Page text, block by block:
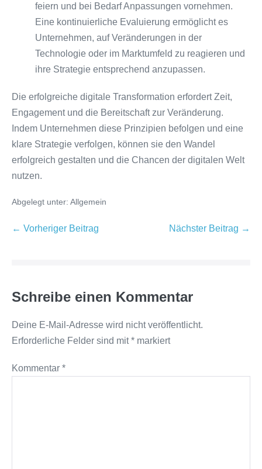
feiern und bei Bedarf Anpassungen vornehmen.
Eine kontinuierliche Evaluierung ermöglicht es
Unternehmen, auf Veränderungen in der
Technologie oder im Marktumfeld zu reagieren und
ihre Strategie entsprechend anzupassen.
Die erfolgreiche digitale Transformation erfordert Zeit,
Engagement und die Bereitschaft zur Veränderung.
Indem Unternehmen diese Prinzipien befolgen und eine
klare Strategie verfolgen, können sie den Wandel
erfolgreich gestalten und die Chancen der digitalen Welt
nutzen.
Abgelegt unter: Allgemein
Beitragsnavigation
← Vorheriger Beitrag Nächster Beitrag →
Schreibe einen Kommentar
Deine E-Mail-Adresse wird nicht veröffentlicht.
Erforderliche Felder sind mit* markiert
Kommentar *